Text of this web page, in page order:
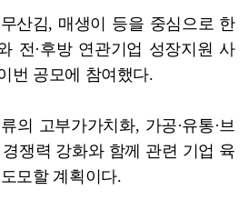
산김, 매생이 등을 중심으로 한
전·후방 연관기업 성장지원 사
번 공모에 참여했다.
의 고부가가치화, 가공·유통·브
쟁력 강화와 함께 관련 기업 육
모할 계획이다.